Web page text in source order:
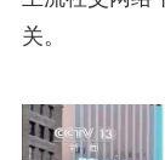
关。